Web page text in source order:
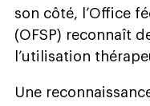
son côté, l’Office
(OFSP) reconnaît
l’utilisation
Une